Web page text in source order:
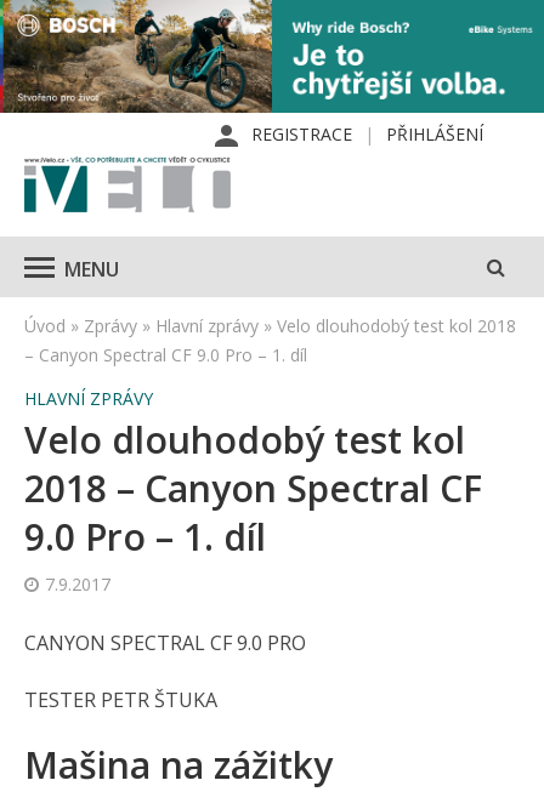
REGISTRACE PŘIHLÁŠENÍ
MENU
Úvod » Zprávy » Hlavní zprávy » Velo dlouhodobý test kol 2018
– Canyon Spectral CF 9.0 Pro – 1. díl
HLAVNÍ ZPRÁVY
Velo dlouhodobý test kol
2018 – Canyon Spectral CF
9.0 Pro – 1. díl
7.9.2017
CANYON SPECTRAL CF 9.0 PRO
TESTER PETR ŠTUKA
Mašina na zážitky